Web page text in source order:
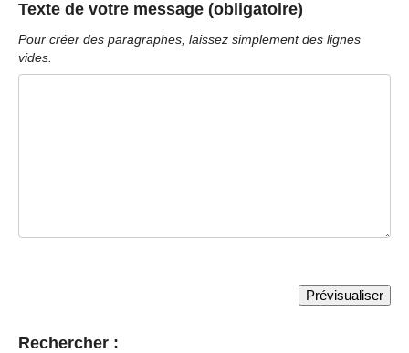
Texte de votre message (obligatoire)
Pour créer des paragraphes, laissez simplement des lignes
vides.
Rechercher :